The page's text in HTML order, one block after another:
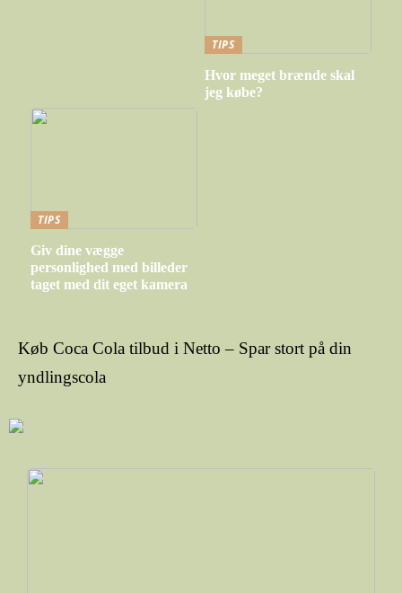
TIPS
Hvor meget brænde skal
jeg købe?
TIPS
Giv dine vægge
personlighed med billeder
taget med dit eget kamera
Køb Coca Cola tilbud i Netto – Spar stort på din
yndlingscola